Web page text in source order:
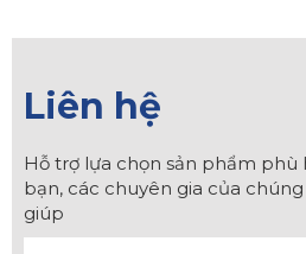
Liên hệ
Hỗ trợ lựa chọn sản phẩm phù
bạn, các chuyên gia của
giúp